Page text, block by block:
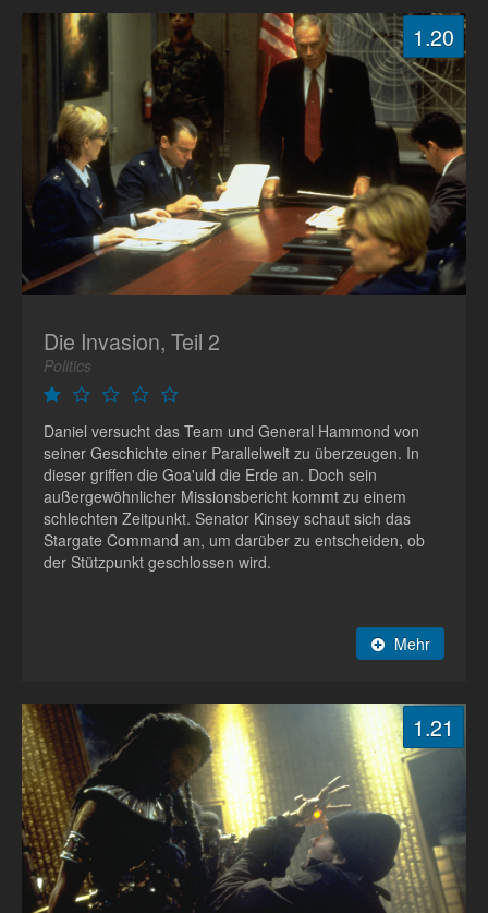
1.20
Die Invasion, Teil 2
Politics
Daniel versucht das Team und General Hammond von
seiner Geschichte einer Parallelwelt zu überzeugen. In
dieser griffen die Goa'uld die Erde an. Doch sein
außergewöhnlicher Missionsbericht kommt zu einem
schlechten Zeitpunkt. Senator Kinsey schaut sich das
Stargate Command an, um darüber zu entscheiden, ob
der Stützpunkt geschlossen wird.
Mehr
1.21